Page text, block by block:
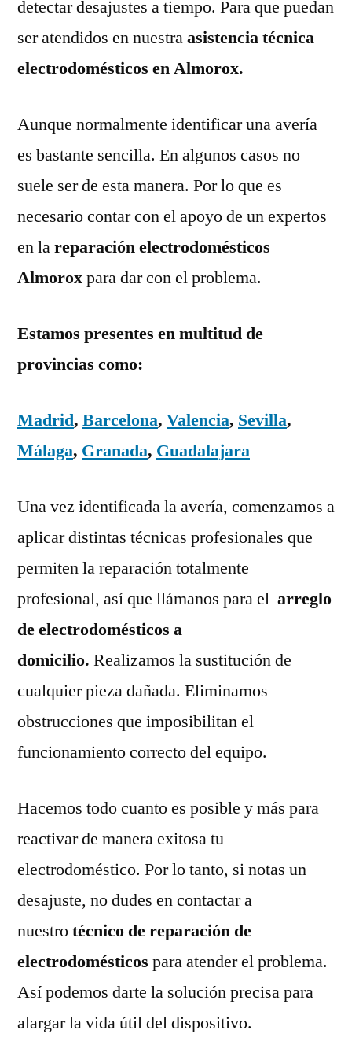
detectar desajustes a tiempo. Para que puedan
ser atendidos en nuestraasistencia técnica
electrodomésticos en Almorox.
Aunque normalmente identificar una avería
es bastante sencilla. En algunos casos no
suele ser de esta manera. Por lo que es
necesario contar con el apoyo de un expertos
en lareparación electrodomésticos
Almoroxpara dar con el problema.
Estamos presentes en multitud de
provincias como:
Madrid, Barcelona, Valencia, Sevilla,
Málaga, Granada, Guadalajara
Una vez identificada la avería, comenzamos a
aplicar distintas técnicas profesionales que
permiten la reparación totalmente
profesional, así que llámanos para el arreglo
de electrodomésticos a
domicilio. Realizamos la sustitución de
cualquier pieza dañada. Eliminamos
obstrucciones que imposibilitan el
funcionamiento correcto del equipo.
Hacemos todo cuanto es posible y más para
reactivar de manera exitosa tu
electrodoméstico. Por lo tanto, si notas un
desajuste, no dudes en contactar a
nuestrotécnico de reparación de
electrodomésticos para atender el problema.
Así podemos darte la solución precisa para
alargar la vida útil del dispositivo.